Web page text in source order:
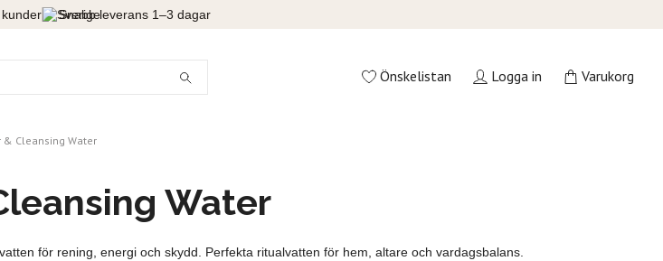
Snabb leverans 1–3 dagar
Önskelistan Logga in Varukorg
& Cleansing Water
Water
för rening, energi och skydd. Perfekta ritualvatten för hem, altare och vardagsbalans.